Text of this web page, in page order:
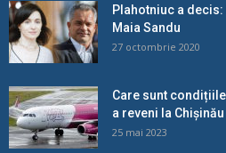
Plahotniuc a
Maia Sandu
27 octombrie 2020
Care sunt
a reveni la Chișinău
25 mai 2023